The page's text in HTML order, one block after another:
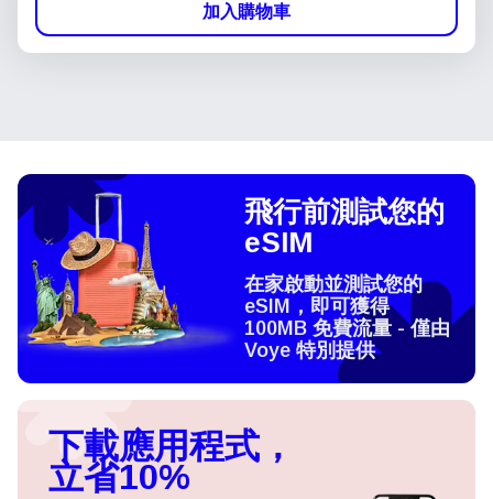
加入購物車
飛行前測試您的
eSIM
在家啟動並測試您的
eSIM，即可獲得
100MB 免費流量 - 僅由
Voye 特別提供
下載應用程式，
立省10%